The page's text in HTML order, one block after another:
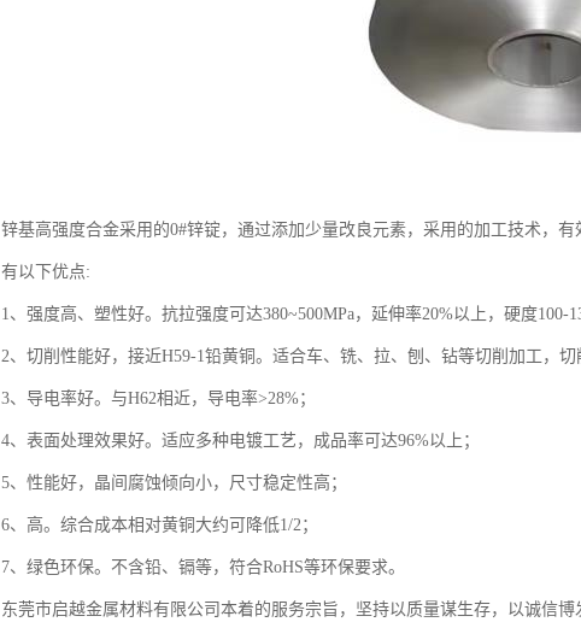
锌基高强度合金采用的0#锌锭，通过添加少量改良元素，采用的加工技术，
有以下优点:
1、强度高、塑性好。抗拉强度可达380~500MPa，延伸率20%以上，硬度100-
2、切削性能好，接近H59-1铅黄铜。适合车、铣、拉、刨、钻等切削加工，
3、导电率好。与H62相近，导电率>28%；
4、表面处理效果好。适应多种电镀工艺，成品率可达96%以上；
5、性能好，晶间腐蚀倾向小，尺寸稳定性高；
6、高。综合成本相对黄铜大约可降低1/2；
7、绿色环保。不含铅、镉等，符合RoHS等环保要求。
东莞市启越金属材料有限公司本着的服务宗旨，坚持以质量谋生存，以诚信